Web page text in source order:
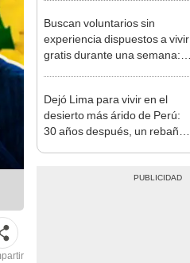
Buscan voluntarios sin
experiencia dispuestos a vivir
gratis durante una semana:
un refugio por 2 horas
Dejó Lima para vivir en el
desierto más árido de Perú:
30 años después, un rebaño